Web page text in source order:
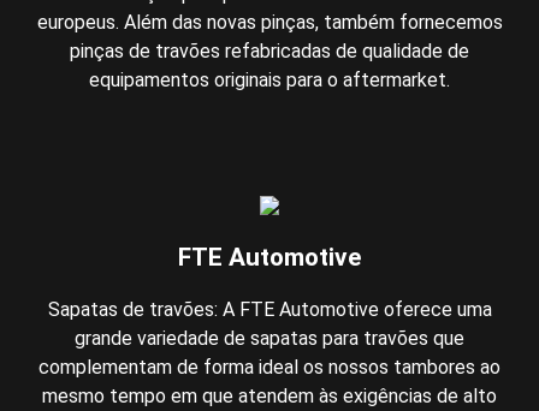
europeus. Além das novas pinças, também fornecemos
pinças de travões refabricadas de qualidade de
equipamentos originais para o aftermarket.
FTE Automotive
Sapatas de travões: A FTE Automotive oferece uma
grande variedade de sapatas para travões que
complementam de forma ideal os nossos tambores ao
mesmo tempo em que atendem às exigências de alto